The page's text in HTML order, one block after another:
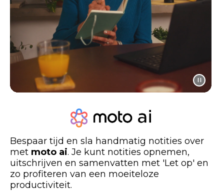
Bespaar tijd en sla handmatig notities over
met moto ai. Je kunt notities opnemen,
uitschrijven en samenvatten met 'Let op' en
zo profiteren van een moeiteloze
productiviteit.